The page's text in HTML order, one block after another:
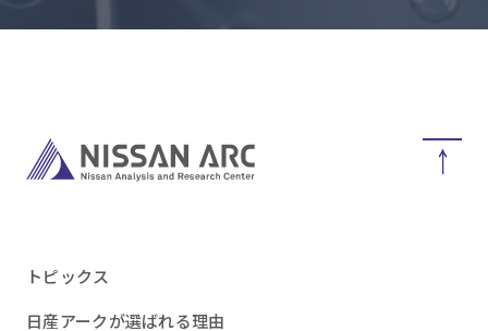
トピックス
日産アークが選ばれる理由